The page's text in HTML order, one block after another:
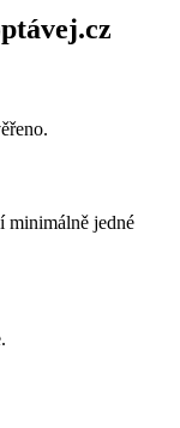
minimálně jedné